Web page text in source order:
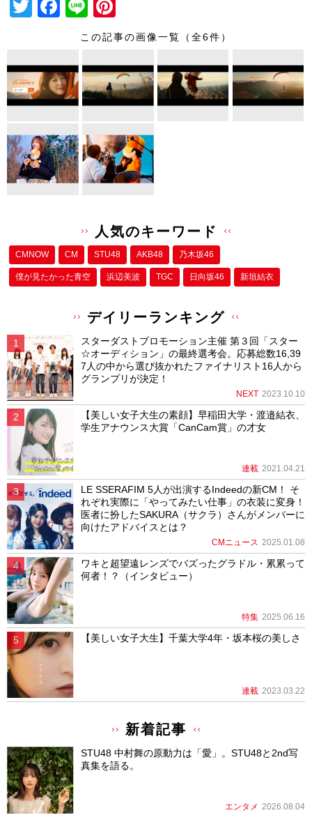
T
er
F
e
b
o
k
Li
n
nt
e
st
この記事の画像一覧（全6件）
人気のキーワード
CMNOW CM STU48 AKB48 乃木坂46
僕が⾒たかった⻘空 浜辺美波 TGC 日向坂46 新垣結衣
デイリーランキング
スターダストプロモーション主催 第３回「スター
☆オーディション」の最終選考会。応募総数16,39
7人の中から選び抜かれたファイナリスト16人から
グランプリが決定！
NEXT 2023.10.10
【美しい女子大生の素顔】早稲田大学・渡邉結衣、
学生アナウンス大賞「CanCam賞」の才女
連載 2021.04.21
LE SSERAFIM 5人が出演するIndeedの新CM！ そ
れぞれ実際に「やってみたい仕事」の衣装に変身！
医者に扮したSAKURA（サクラ）さんがメンバーに
向けたアドバイスとは？
CMニュース 2025.01.08
ワキと超望遠レンズでバズったグラドル・累累って
何者！？（インタビュー）
特集 2025.06.16
【美しい女子大生】千葉大学4年・坂本桜の美しさ
連載 2023.03.22
新着記事
STU48 中村舞の原動力は「愛」。STU48と2nd写
真集を語る。
エンタメ 2026.08.04